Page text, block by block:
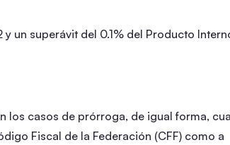
y un superávit del 0.1% del Producto
los casos de prórroga, de igual forma,
Fiscal de la Federación (CFF) como a